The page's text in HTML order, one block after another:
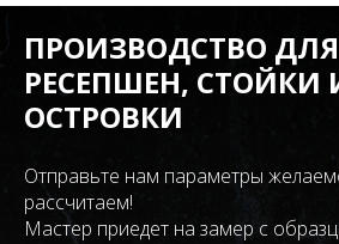
ПРОИЗВОДСТВО
РЕСЕПШЕН, СТОЙКИ
ОСТРОВКИ
Отправьте нам параметры
рассчитаем!
Мастер приедет на замер с